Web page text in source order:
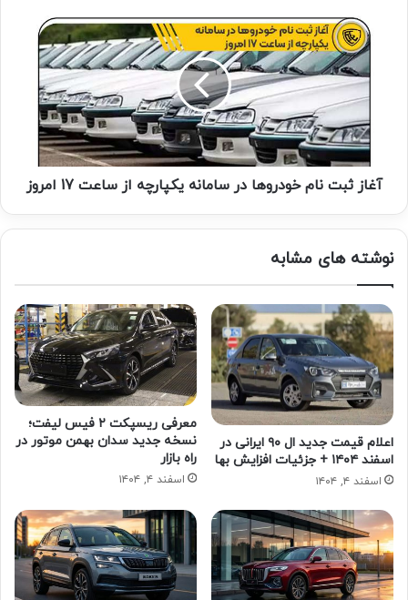
آغاز ثبت نام خودروها در سامانه یکپارچه از ساعت 17 امروز
نوشته های مشابه
اعلام قیمت جدید ال ۹۰ ایرانی در
اسفند ۱۴۰۴ + جزئیات افزایش بها
اسفند ۴, ۱۴۰۴
معرفی ریسپکت ۲ فیس لیفت؛
نسخه جدید سدان بهمن موتور در
راه بازار
اسفند ۴, ۱۴۰۴